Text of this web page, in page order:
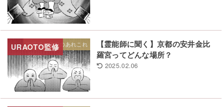
不思議な世界のあれこれ
【霊能師に聞く】京都の安井金比
羅宮ってどんな場所？
2025.02.06